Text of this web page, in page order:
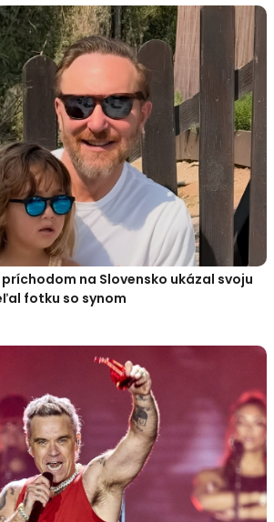
na Slovensko ukázal svoju
fotku so synom